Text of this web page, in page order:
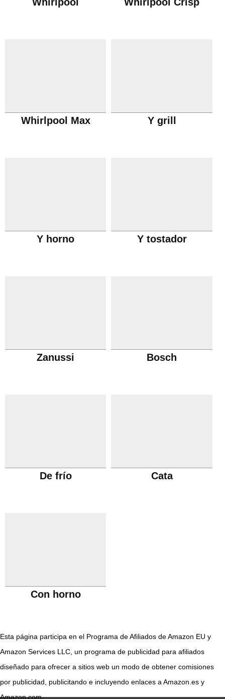
Whirlpool Max Y grill
Y horno Y tostador
Zanussi Bosch
De frío Cata
Con horno
Esta página participa en el Programa de Afiliados de Amazon EU y
Amazon Services LLC, un programa de publicidad para afiliados
diseñado para ofrecer a sitios web un modo de obtener comisiones
por publicidad, publicitando e incluyendo enlaces a Amazon.es y
Amazon.com